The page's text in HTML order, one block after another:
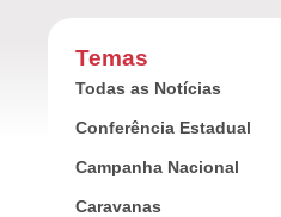
Temas
Todas as Notícias
Conferência Estadual
Campanha Nacional
Caravanas